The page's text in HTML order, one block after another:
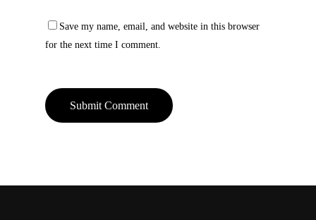
Save my name, email, and website in this browser
for the next time I comment.